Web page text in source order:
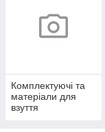
Комплектуючі та
матеріали для
взуття